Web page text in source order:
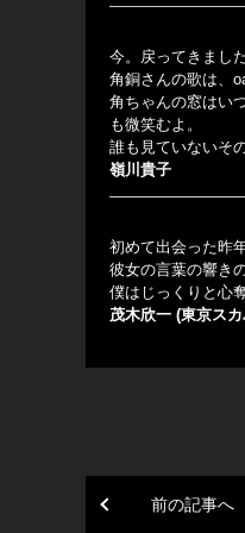
今。戻ってきまし
角銅さんの歌は、
角ちゃんの窓はい
も微笑むよ。
誰も見ていないそ
嶺川貴子
初めて出会った昨
彼女の言葉の響き
僕はじっくりと心
茂木欣一 (東京ス
前の記事へ